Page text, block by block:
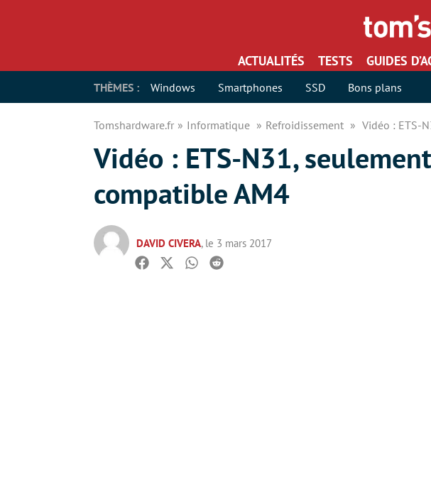
ACTUALITÉS TESTS GUIDES
THÈMES : Windows Smartphones SSD Bons plans
Tomshardware.fr Informatique Refroidissement Vidéo : ETS-
Vidéo : ETS-N31,
compatible AM4
DAVID CIVERA, le 3 mars 2017
Facebook
TwitterWhatsapp
Reddit